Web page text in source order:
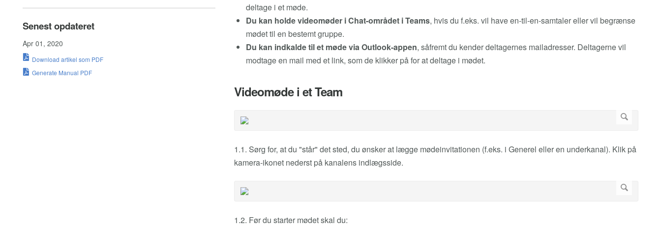
deltage i et møde.
Du kan holde videomøder i Chat-området i Teams, hvis du f.eks. vil have en-til-en-samtaler eller vil begrænse
mødet til en bestemt gruppe.
Du kan indkalde til et møde via Outlook-appen, såfremt du kender deltagernes mailadresser. Deltagerne vil
modtage en mail med et link, som de klikker på for at deltage i mødet.
Videomøde i et Team
1.1. Sørg for, at du "står" det sted, du ønsker at lægge mødeinvitationen (f.eks. i Generel eller en underkanal). Klik på
kamera-ikonet nederst på kanalens indlægsside.
1.2. Før du starter mødet skal du:
Senest opdateret
Apr 01, 2020
Download artikel som PDF
Generate Manual PDF